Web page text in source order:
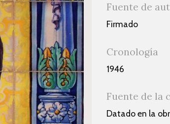
Fuente de
Firmado
Cronología
1946
Fuente de la
Datado en la